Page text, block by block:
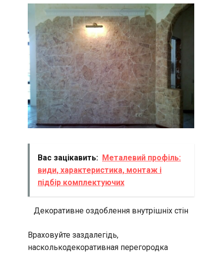
Вас зацікавить: Металевий профіль:
види, характеристика, монтаж і
підбір комплектуючих
Декоративне оздоблення внутрішніх стін
Враховуйте заздалегідь,
насколькодекоративная перегородка